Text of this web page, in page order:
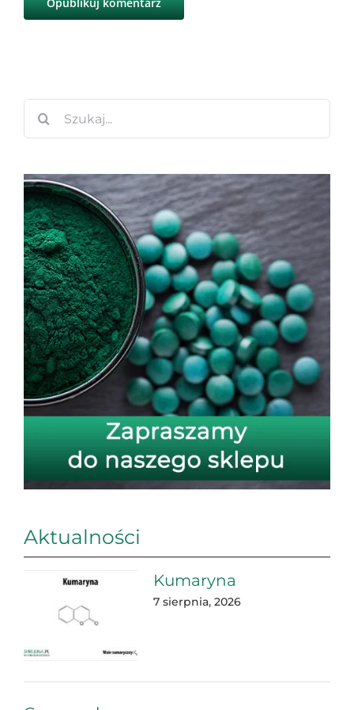
Aktualności
Kumaryna
7 sierpnia, 2026